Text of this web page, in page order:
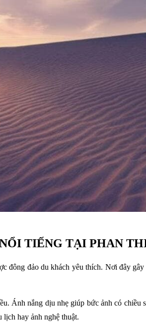
TIẾNG TẠI PHAN
đông đảo du khách yêu thích. Nơi đây
Ánh nắng dịu nhẹ giúp bức ảnh có
hay ảnh nghệ thuật.